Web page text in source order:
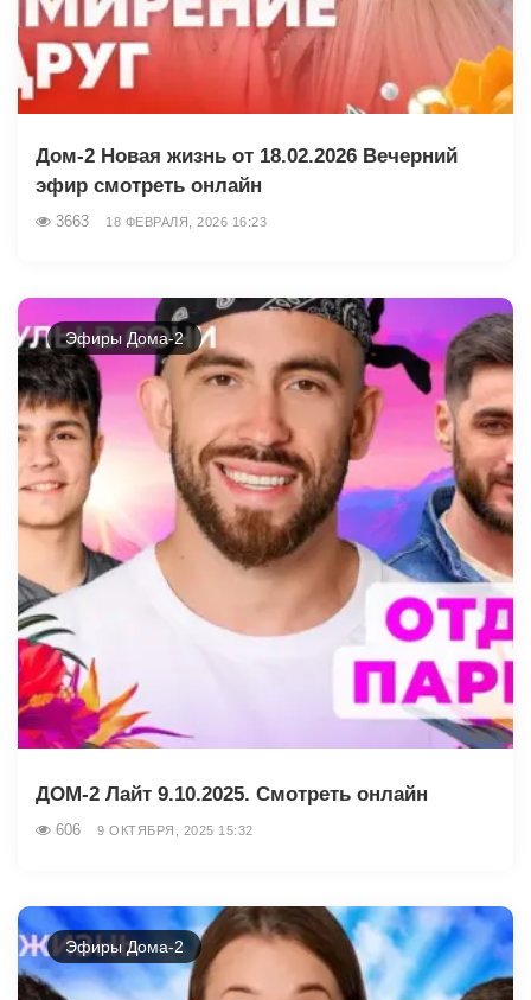
Дом-2 Новая жизнь от 18.02.2026 Вечерний
эфир смотреть онлайн
3663 18 ФЕВРАЛЯ, 2026 16:23
Эфиры Дома-2
ДОМ-2 Лайт 9.10.2025. Смотреть онлайн
606 9 ОКТЯБРЯ, 2025 15:32
Эфиры Дома-2